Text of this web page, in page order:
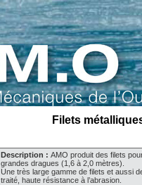
Filets
Description : AMO produit des filets
grandes dragues (1,6 à 2,0 mètres).
Une très large gamme de filets et aussi
traité, haute résistance à l’abrasion.